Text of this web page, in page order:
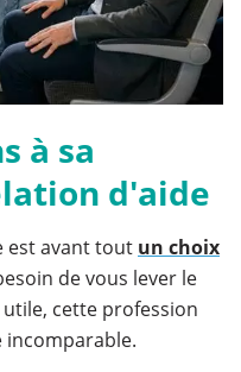
à sa
d'aide
est avant tout un choix
de vous lever le
cette profession